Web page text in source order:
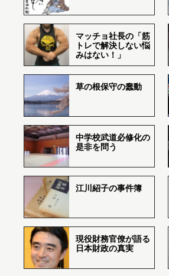
マッチョ社長の「筋
トレで解決しない悩
みはない！」
草の根保守の蠢動
中学校武道必修化の
是非を問う
江川紹子の事件簿
現役財務官僚が語る
日本財政の真実